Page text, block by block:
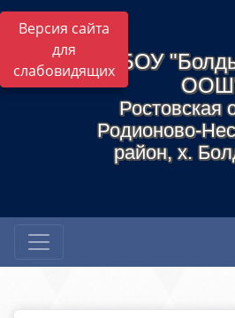
Версия сайта
для
слабовидящихМБОУ
Ростовская
Родионово-
район, х.